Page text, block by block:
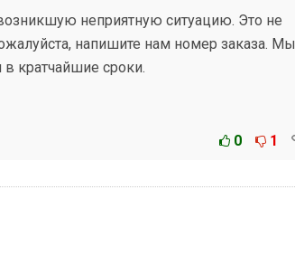
неприятную ситуацию. Это не
напишите нам номер заказа. Мы
кратчайшие сроки.
0 1